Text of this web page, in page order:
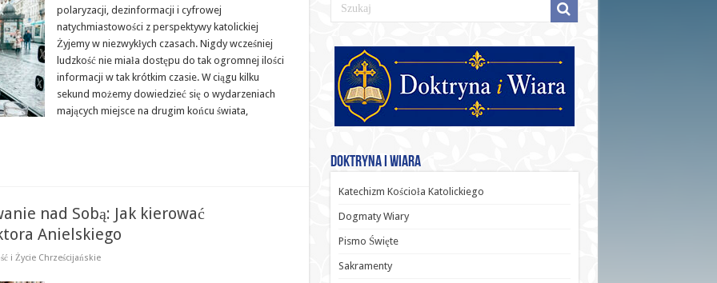
polaryzacji, dezinformacji i cyfrowej
natychmiastowości z perspektywy katolickiej
Żyjemy w niezwykłych czasach. Nigdy wcześniej
ludzkość nie miała dostępu do tak ogromnej ilości
informacji w tak krótkim czasie. W ciągu kilku
sekund możemy dowiedzieć się o wydarzeniach
mających miejsce na drugim końcu świata,
nad Sobą: Jak kierować
Anielskiego
i Życie Chrześcijańskie
Doktryna i Wiara
Katechizm Kościoła Katolickiego
Dogmaty Wiary
Pismo Święte
Sakramenty